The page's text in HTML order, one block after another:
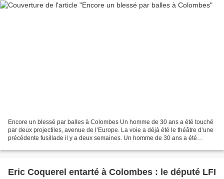
Encore un blessé par balles à Colombes Un homme de 30 ans a été touché
par deux projectiles, avenue de l’Europe. La voie a déjà été le théâtre d’une
précédente fusillade il y a deux semaines. Un homme de 30 ans a été
Eric Coquerel entarté à Colombes : le député LFI